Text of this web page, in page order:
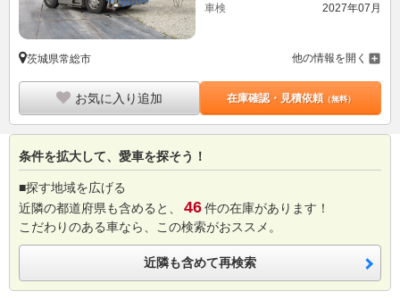
車検
2027年07月
茨城県常総市 他の情報を開く
お気に入り追加 在庫確認・見積依頼（無料）
条件を拡大して、愛車を探そう！
■探す地域を広げる
近隣の都道府県も含めると、
46件の在庫があります！
こだわりのある車なら、この検索がおススメ。
近隣も含めて再検索